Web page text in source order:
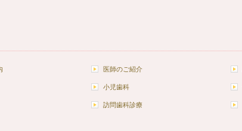
医師のご紹介
小児歯科
訪問歯科診療